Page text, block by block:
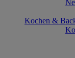
Kochen &